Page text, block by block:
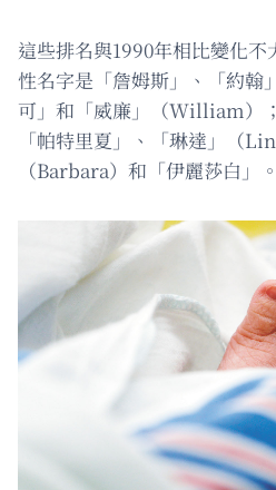
這些排名與1990年相比變化
性名字是「詹姆斯」、「約翰
可」和「威廉」（William）
「帕特里夏」、「琳達」（
（Barbara）和「伊麗莎白」